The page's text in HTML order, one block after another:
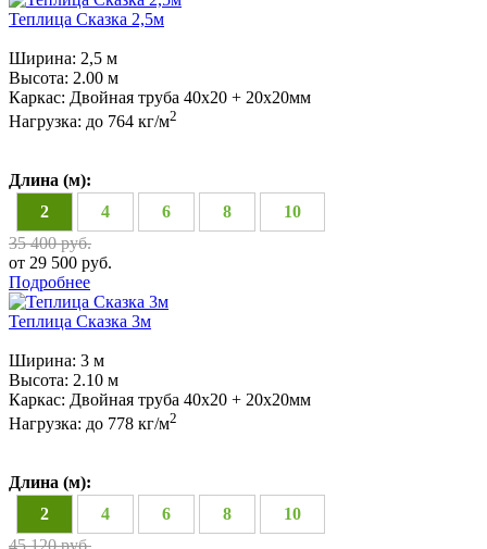
Теплица Сказка 2,5м
Ширина: 2,5 м
Высота: 2.00 м
Каркас: Двойная труба 40х20 + 20х20мм
Нагрузка: до 764 кг/м2
Длина (м):
2
4 6 8
10
35 400 руб.
от 29 500 руб.
Подробнее
Теплица Сказка 3м
Ширина: 3 м
Высота: 2.10 м
Каркас: Двойная труба 40х20 + 20х20мм
Нагрузка: до 778 кг/м2
Длина (м):
2
4 6 8
10